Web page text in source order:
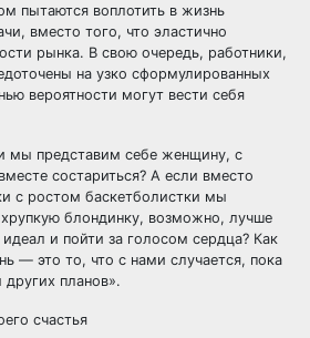
пытаются воплотить в жизнь
вместо того, что эластично
рынка. В свою очередь, работники,
на узко сформулированных
вероятности могут вести себя
мы представим себе женщину, с
состариться? А если вместо
с ростом баскетболистки мы
блондинку, возможно, лучше
и пойти за голосом сердца? Как
— это то, что с нами случается, пока
планов».
счастья